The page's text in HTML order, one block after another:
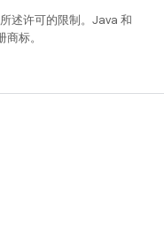
述许可的限制。Java 和
标。